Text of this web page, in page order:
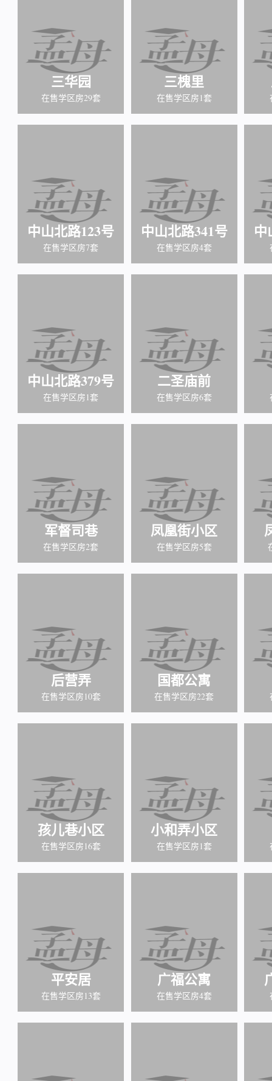
三华园
在售学区房29套
三槐里
在售学区房1套
中山北路123号
在售学区房7套
中山北路341号
在售学区房4套
中
中山北路379号
在售学区房1套
二圣庙前
在售学区房6套
军督司巷
在售学区房2套
凤凰街小区
在售学区房5套
后营弄
在售学区房10套
国都公寓
在售学区房22套
孩儿巷小区
在售学区房16套
小和弄小区
在售学区房1套
平安居
在售学区房13套
广福公寓
在售学区房4套